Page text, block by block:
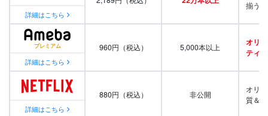
詳細はこちら
揃う
詳細はこちら
960円（税込） 5,000本以上
オリ
ティ
詳細はこちら
880円（税込） 非公開
オリ
質＆